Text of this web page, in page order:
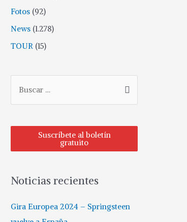
Fotos (92)
News (1.278)
TOUR (15)
c
r
:
Suscríbete al boletín
gratuito
Noticias recientes
Gira Europea 2024 – Springsteen